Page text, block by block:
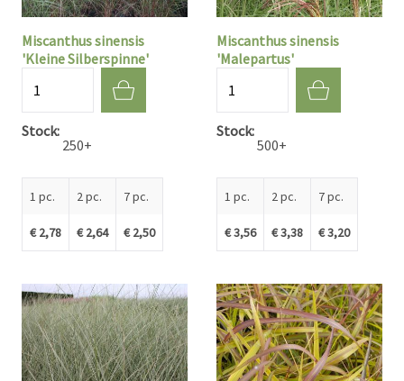
Miscanthus sinensis
'Kleine Silberspinne'
Stock
250+
1 pc.
€ 2,78
2 pc.
€ 2,64
7 pc.
€ 2,50
Miscanthus sinensis
'Malepartus'
Stock
500+
1 pc.
€ 3,56
2 pc.
€ 3,38
7 pc.
€ 3,20